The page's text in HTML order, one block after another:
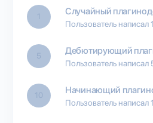
1 Случайный
Пользователь написал
5 Дебютирующий
Пользователь написал
10 Начинающий
Пользователь написал